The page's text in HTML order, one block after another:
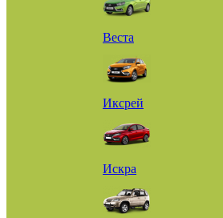
Веста
Иксрей
Искра